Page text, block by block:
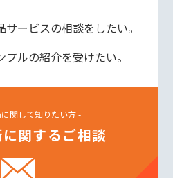
ービスの相談をしたい。
ルの紹介を受けたい。
関して知りたい方 -
関するご相談